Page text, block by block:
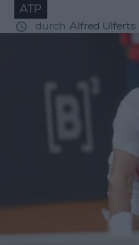
ATP
durch Alfred Ulferts